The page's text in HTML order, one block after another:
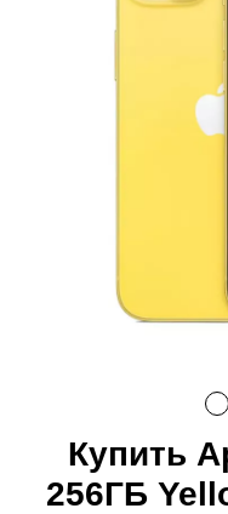
Купить
256ГБ